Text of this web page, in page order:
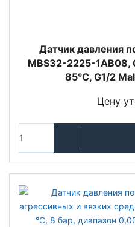
Датчик давления
MBS32-2225-1AB08,
85°C, G1/2
Цену